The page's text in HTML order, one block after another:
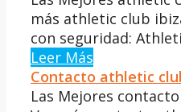
más athletic club
con seguridad:
Leer Más
Contacto athletic
Las Mejores